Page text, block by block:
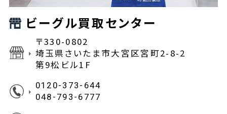
ビーグル買取センター
〒330-0802
埼玉県さいたま市大宮区宮町2-8-2
第9松ビル1F
0120-373-644
048-793-6777